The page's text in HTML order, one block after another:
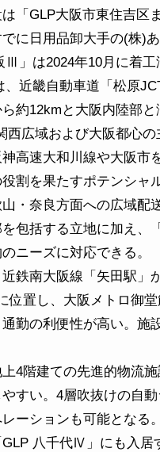
「GLP大阪市東住吉区
に日用品卸大手の(株)
Ⅲ」は2024年10月に着工
近畿自動車道「松原
ら約12kmと大阪内陸部
西広域および大阪都心
高速大和川線や大阪市
割を果たすポテンシャ
・奈良方面への広域配
包括する立地に加え、
ニーズに対応できる。
鉄南大阪線「矢田駅」
位置し、大阪メトロ御
勤の利便性が高い。施
4階建ての先進的物流
すい。4層吹抜けの自
ーションも可能となる。
八千代Ⅳ」にも入居